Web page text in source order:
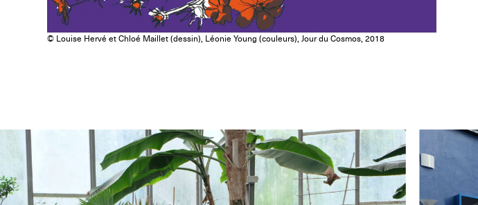
© Louise Hervé et Chloé Maillet (dessin), Léonie Young (couleurs), Jour du Cosmos, 2018